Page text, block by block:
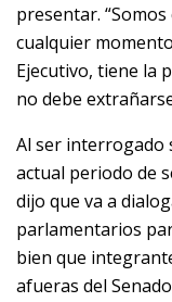
presentar.
cualquier
Ejecutivo, tiene la
no debe
Al ser interrogado
actual periodo de
dijo que va a
parlamentarios
bien que
afueras del